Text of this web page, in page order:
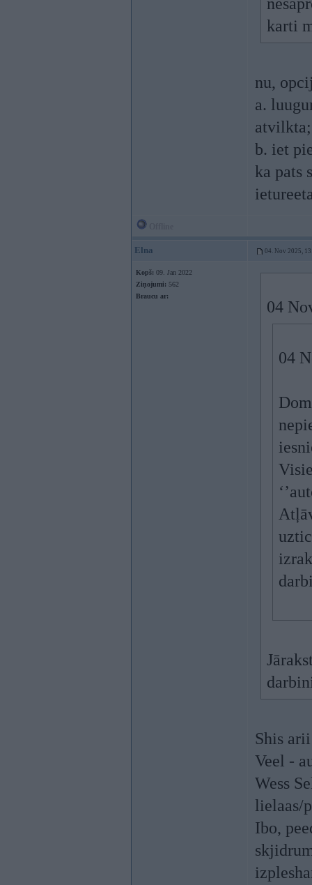
karti
nu,
a.
atvilkta;
b. iet
ka pats
Elna 04. Nov 2025,
Kopš: 09. Jan 2022
Ziņojumi: 562
Braucu ar:
04
04
Shis
Veel -
Wess
lielaas/
Ibo,